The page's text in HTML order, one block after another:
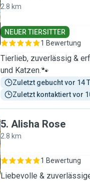
2.8 km
NEUER TIERSITTER
1 Bewertung
Tierlieb, zuverlässig &
und Katzen.🐾
Zuletzt gebucht vor 14
Zuletzt kontaktiert vor
5. Alisha Rose
2.8 km
1 Bewertung
Liebevolle &